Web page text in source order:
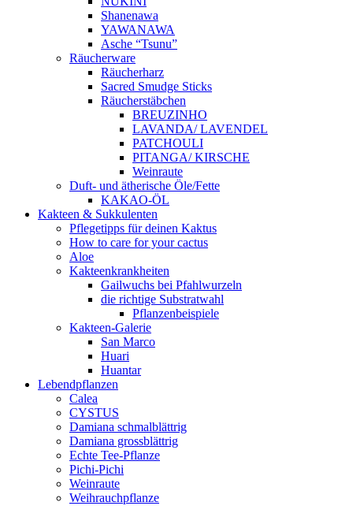
Shanenawa
YAWANAWA
Asche “Tsunu”
Räucherware
Räucherharz
Sacred Smudge Sticks
Räucherstäbchen
BREUZINHO
LAVANDA/ LAVENDEL
PATCHOULI
PITANGA/ KIRSCHE
Weinraute
Duft- und ätherische Öle/Fette
KAKAO-ÖL
Kakteen & Sukkulenten
Pflegetipps für deinen Kaktus
How to care for your cactus
Aloe
Kakteenkrankheiten
Gailwuchs bei Pfahlwurzeln
die richtige Substratwahl
Pflanzenbeispiele
Kakteen-Galerie
San Marco
Huari
Huantar
Lebendpflanzen
Calea
CYSTUS
Damiana schmalblättrig
Damiana grossblättrig
Echte Tee-Pflanze
Pichi-Pichi
Weinraute
Weihrauchpflanze